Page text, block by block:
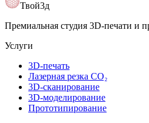
Твой3д
Премиальная студия 3D-печати и
Услуги
3D-печать
Лазерная резка CO₂
3D-сканирование
3D-моделирование
Прототипирование